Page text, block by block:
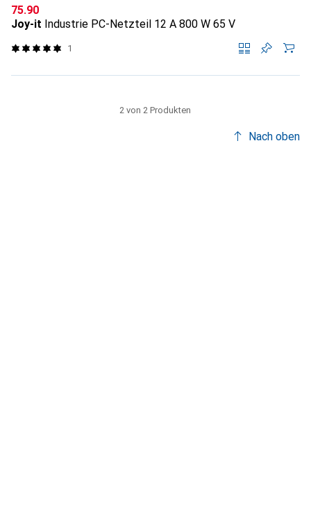
CHF
75.90
Joy-it Industrie PC-Netzteil 12 A 800 W 65 V
1
2 von 2 Produkten
Nach oben